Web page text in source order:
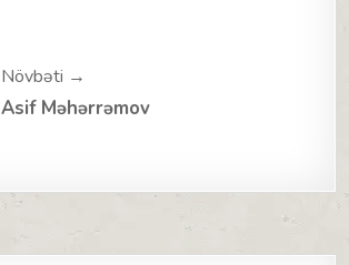
Növbəti →
Asif Məhərrəmov